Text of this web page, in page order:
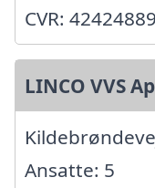
CVR: 42424889
LINCO VVS
Ansatte: 5